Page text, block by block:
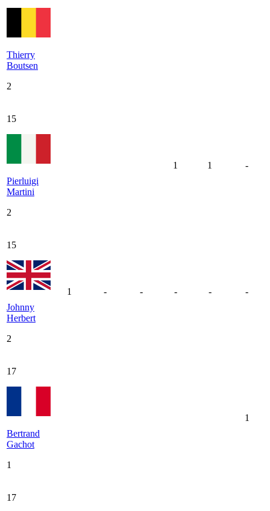
Thierry
Boutsen
2
15
Pierluigi
Martini
2
1 1 -
15
Johnny
Herbert
2
1 - - - - -
17
Bertrand
Gachot
1
1
17